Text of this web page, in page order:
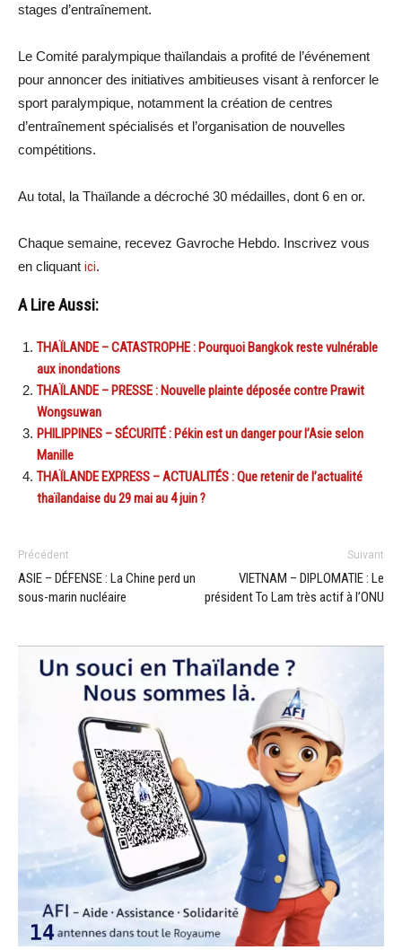
stages d’entraînement.
Le Comité paralympique thaïlandais a profité de l’événement
pour annoncer des initiatives ambitieuses visant à renforcer le
sport paralympique, notamment la création de centres
d’entraînement spécialisés et l’organisation de nouvelles
compétitions.
Au total, la Thaïlande a décroché 30 médailles, dont 6 en or.
Chaque semaine, recevez Gavroche Hebdo. Inscrivez vous
en cliquant ici.
A Lire Aussi:
THAÏLANDE – CATASTROPHE : Pourquoi Bangkok reste vulnérable
aux inondations
THAÏLANDE – PRESSE : Nouvelle plainte déposée contre Prawit
Wongsuwan
PHILIPPINES – SÉCURITÉ : Pékin est un danger pour l’Asie selon
Manille
THAÏLANDE EXPRESS – ACTUALITÉS : Que retenir de l’actualité
thaïlandaise du 29 mai au 4 juin ?
Précédent
ASIE – DÉFENSE : La Chine perd un
sous-marin nucléaire
Suivant
VIETNAM – DIPLOMATIE : Le
président To Lam très actif à l’ONU